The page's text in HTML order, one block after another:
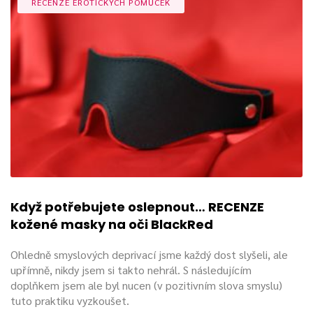
Možností na použití kukel je mnoho, občas si najdou cestu i
do ložnic párů, které
, ale rádi zkouší
nové věci při cestě za pestřejším sexuálním životem.
Když potřebujete oslepnout… RECENZE
kožené masky na oči BlackRed
Ohledně smyslových deprivací jsme každý dost slyšeli, ale
upřímně, nikdy jsem si takto nehrál. S následujícím
doplňkem jsem ale byl nucen (v pozitivním slova smyslu)
tuto praktiku vyzkoušet.